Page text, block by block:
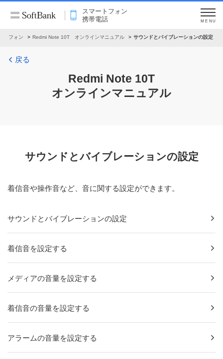
スマートフォン
携帯電話
MENU
トフォン Redmi Note 10T オンラインマニュアル サウンドとバイブレーションの設定
戻る
Redmi Note 10T
オンラインマニュアル
サウンドとバイブレーションの設定
着信音や操作音など、音に関する設定ができます。
サウンドとバイブレーションの設定
着信音を設定する
メディアの音量を設定する
着信音の音量を設定する
アラームの音量を設定する